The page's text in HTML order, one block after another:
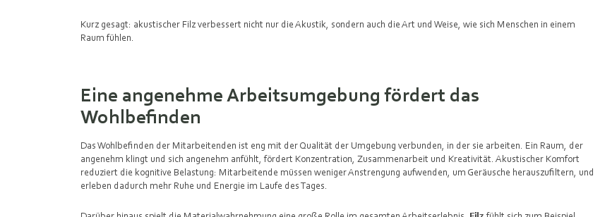
Kurz gesagt: akustischer Filz verbessert nicht nur die Akustik, sondern auch die Art und Weise, wie sich Menschen in einem
Raum fühlen.
Eine angenehme Arbeitsumgebung fördert das
Wohlbefinden
Das Wohlbefinden der Mitarbeitenden ist eng mit der Qualität der Umgebung verbunden, in der sie arbeiten. Ein Raum, der
angenehm klingt und sich angenehm anfühlt, fördert Konzentration, Zusammenarbeit und Kreativität. Akustischer Komfort
reduziert die kognitive Belastung: Mitarbeitende müssen weniger Anstrengung aufwenden, um Geräusche herauszufiltern, und
erleben dadurch mehr Ruhe und Energie im Laufe des Tages.